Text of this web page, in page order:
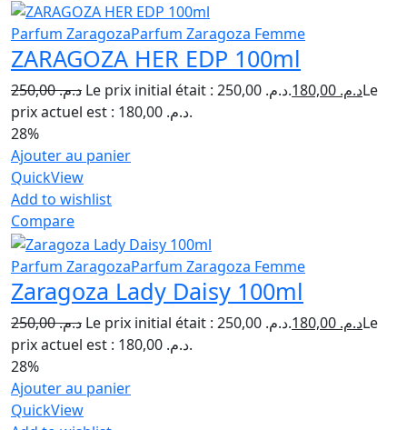
Parfum ZaragozaParfum Zaragoza Femme
ZARAGOZA HER EDP 100ml
د.م.250,00 Le prix initial était : د.م. 250,00. د.م.Le
prix actuel est : د.م. 180,00.
28%
Ajouter au panier
QuickView
Add to wishlist
Compare
Parfum ZaragozaParfum Zaragoza Femme
Zaragoza Lady Daisy 100ml
د.م.250,00 Le prix initial était : د.م. 250,00. د.م.Le
prix actuel est : د.م. 180,00.
28%
Ajouter au panier
QuickView